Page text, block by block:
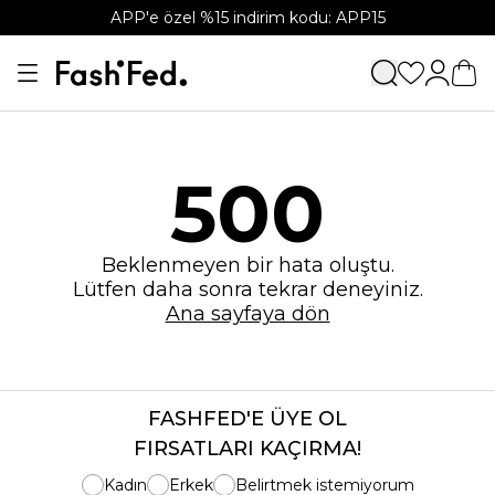
APP'e özel %15 indirim kodu: APP15
500
Beklenmeyen bir hata oluştu.
Lütfen daha sonra tekrar deneyiniz.
Ana sayfaya dön
FASHFED'E ÜYE OL
FIRSATLARI KAÇIRMA!
Kadın Erkek Belirtmek istemiyorum